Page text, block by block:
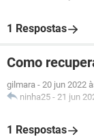
1 Respostas
Como
gilmara - 20 jun 2022
ninha25 - 21 jun
1 Respostas